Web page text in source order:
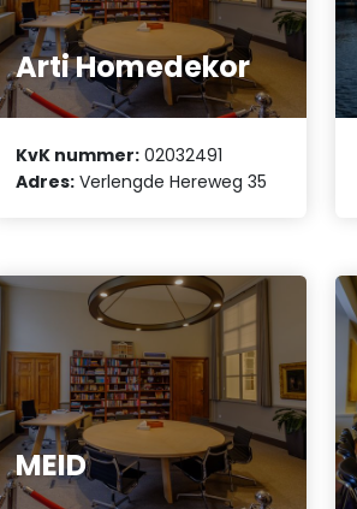
Arti Homedekor
KvK nummer: 02032491
Adres: Verlengde Hereweg 35
MEID